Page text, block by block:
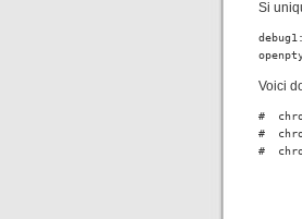
Si
Voici
#
#
#